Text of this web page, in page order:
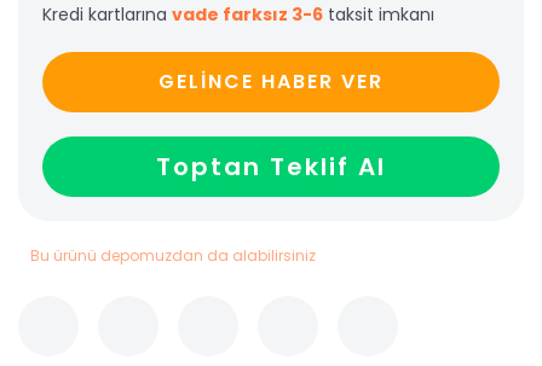
Kredi kartlarına vade farksız 3-6 taksit imkanı
GELİNCE HABER VER
Toptan Teklif Al
Bu ürünü depomuzdan da alabilirsiniz